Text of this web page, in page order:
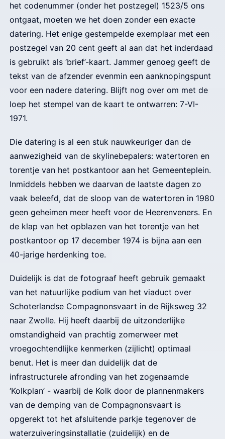
het codenummer (onder het postzegel) 1523/5 ons
ontgaat, moeten we het doen zonder een exacte
datering. Het enige gestempelde exemplaar met een
postzegel van 20 cent geeft al aan dat het inderdaad
is gebruikt als ‘brief’-kaart. Jammer genoeg geeft de
tekst van de afzender evenmin een aanknopingspunt
voor een nadere datering. Blijft nog over om met de
loep het stempel van de kaart te ontwarren: 7-VI-
1971.
Die datering is al een stuk nauwkeuriger dan de
aanwezigheid van de skylinebepalers: watertoren en
torentje van het postkantoor aan het Gemeenteplein.
Inmiddels hebben we daarvan de laatste dagen zo
vaak beleefd, dat de sloop van de watertoren in 1980
geen geheimen meer heeft voor de Heerenveners. En
de klap van het opblazen van het torentje van het
postkantoor op 17 december 1974 is bijna aan een
40-jarige herdenking toe.
Duidelijk is dat de fotograaf heeft gebruik gemaakt
van het natuurlijke podium van het viaduct over
Schoterlandse Compagnonsvaart in de Rijksweg 32
naar Zwolle. Hij heeft daarbij de uitzonderlijke
omstandigheid van prachtig zomerweer met
vroegochtendlijke kenmerken (zijlicht) optimaal
benut. Het is meer dan duidelijk dat de
infrastructurele afronding van het zogenaamde
‘Kolkplan’ - waarbij de Kolk door de plannenmakers
van de demping van de Compagnonsvaart is
opgerekt tot het afsluitende parkje tegenover de
waterzuiveringsinstallatie (zuidelijk) en de